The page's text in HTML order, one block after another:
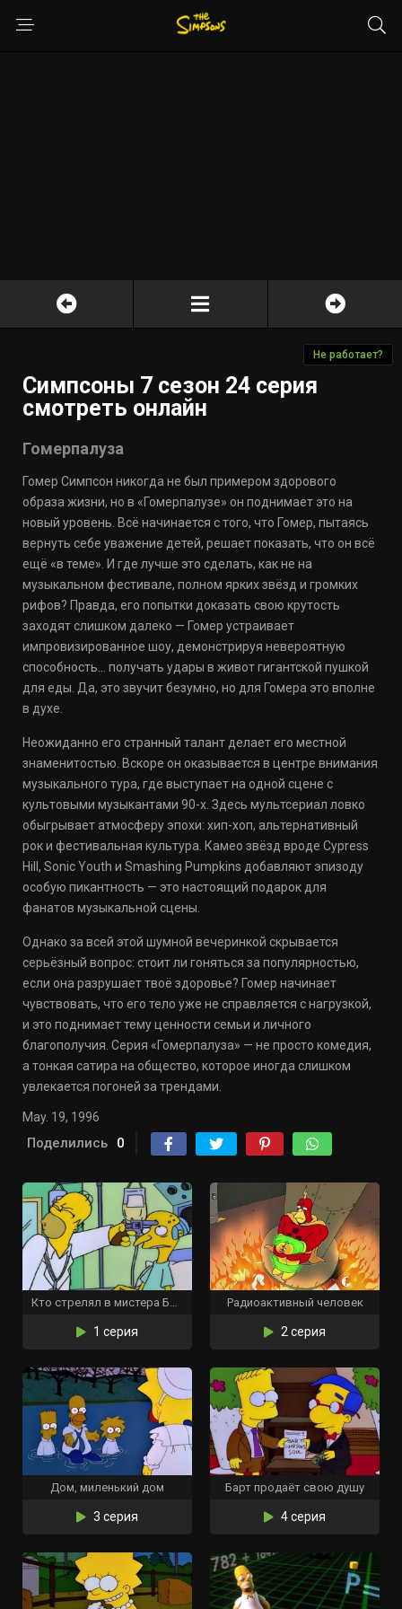
Не работает?
Симпсоны 7 сезон 24 серия
смотреть онлайн
Гомерпалуза
Гомер Симпсон никогда не был примером здорового
образа жизни, но в «Гомерпалузе» он поднимает это на
новый уровень. Всё начинается с того, что Гомер, пытаясь
вернуть себе уважение детей, решает показать, что он всё
ещё «в теме». И где лучше это сделать, как не на
музыкальном фестивале, полном ярких звёзд и громких
рифов? Правда, его попытки доказать свою крутость
заходят слишком далеко — Гомер устраивает
импровизированное шоу, демонстрируя невероятную
способность… получать удары в живот гигантской пушкой
для еды. Да, это звучит безумно, но для Гомера это вполне
в духе.
Неожиданно его странный талант делает его местной
знаменитостью. Вскоре он оказывается в центре внимания
музыкального тура, где выступает на одной сцене с
культовыми музыкантами 90-х. Здесь мультсериал ловко
обыгрывает атмосферу эпохи: хип-хоп, альтернативный
рок и фестивальная культура. Камео звёзд вроде Cypress
Hill, Sonic Youth и Smashing Pumpkins добавляют эпизоду
особую пикантность — это настоящий подарок для
фанатов музыкальной сцены.
Однако за всей этой шумной вечеринкой скрывается
серьёзный вопрос: стоит ли гоняться за популярностью,
если она разрушает твоё здоровье? Гомер начинает
чувствовать, что его тело уже не справляется с нагрузкой,
и это поднимает тему ценности семьи и личного
благополучия. Серия «Гомерпалузa» — не просто комедия,
а тонкая сатира на общество, которое иногда слишком
увлекается погоней за трендами.
May. 19, 1996
Поделились 0
Кто стрелял в мистера Бёрнса? (Часть 2)
1 серия
Радиоактивный человек
2 серия
Дом, миленький дом
3 серия
Барт продаёт свою душу
4 серия